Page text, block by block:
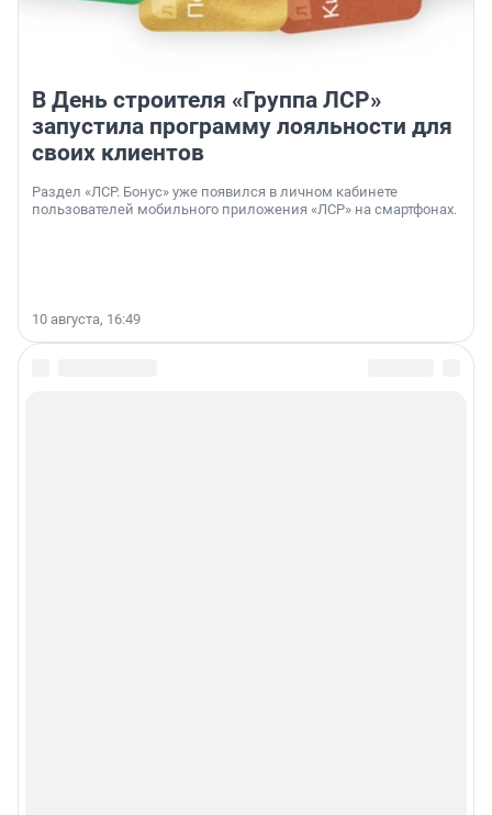
В День строителя «Группа ЛСР»
запустила программу лояльности для
своих клиентов
Раздел «ЛСР. Бонус» уже появился в личном кабинете
пользователей мобильного приложения «ЛСР» на смартфонах.
10 августа, 16:49